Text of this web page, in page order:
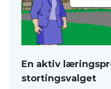
En aktiv
stortingsvalget